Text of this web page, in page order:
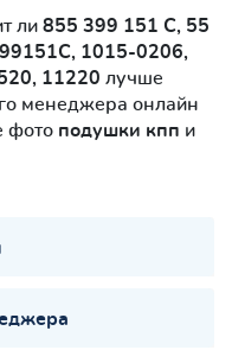
ли 855 399 151 C, 55
1015-0206,
11220 лучше
менеджера онлайн
фото подушки кпп и